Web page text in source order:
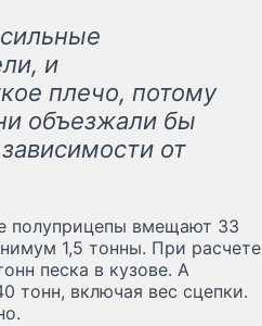
и
плечо, потому
объезжали бы
от
полуприцепы вмещают 33
1,5 тонны. При расчете
песка в кузове. А
тонн, включая вес сцепки.